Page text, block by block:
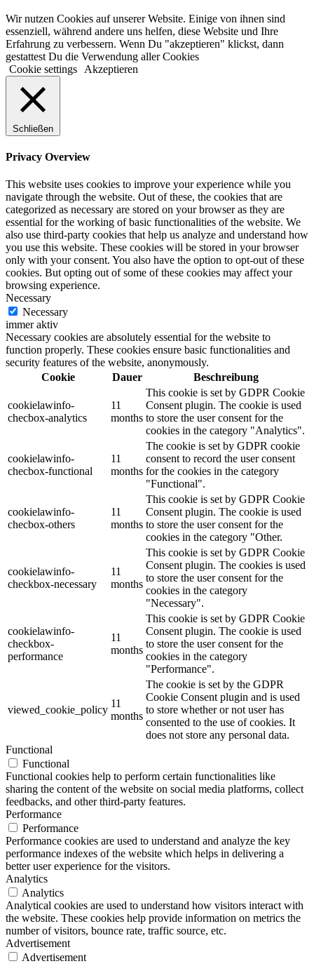
Wir nutzen Cookies auf unserer Website. Einige von ihnen sind
essenziell, während andere uns helfen, diese Website und Ihre
Erfahrung zu verbessern. Wenn Du "akzeptieren" klickst, dann
gestattest Du die Verwendung aller Cookies
Cookie settings
Akzeptieren
Schließen
Privacy Overview
This website uses cookies to improve your experience while you
navigate through the website. Out of these, the cookies that are
categorized as necessary are stored on your browser as they are
essential for the working of basic functionalities of the website. We
also use third-party cookies that help us analyze and understand how
you use this website. These cookies will be stored in your browser
only with your consent. You also have the option to opt-out of these
cookies. But opting out of some of these cookies may affect your
browsing experience.
Necessary
Necessary
immer aktiv
Necessary cookies are absolutely essential for the website to
function properly. These cookies ensure basic functionalities and
security features of the website, anonymously.
Cookie
Dauer Beschreibung
cookielawinfo-
checbox-analytics
11
months
This cookie is set by GDPR Cookie
Consent plugin. The cookie is used
to store the user consent for the
cookies in the category "Analytics".
cookielawinfo-
checbox-functional
11
months
The cookie is set by GDPR cookie
consent to record the user consent
for the cookies in the category
"Functional".
cookielawinfo-
checbox-others
11
months
This cookie is set by GDPR Cookie
Consent plugin. The cookie is used
to store the user consent for the
cookies in the category "Other.
cookielawinfo-
checkbox-necessary
11
months
This cookie is set by GDPR Cookie
Consent plugin. The cookies is used
to store the user consent for the
cookies in the category
"Necessary".
cookielawinfo-
checkbox-
performance
11
months
This cookie is set by GDPR Cookie
Consent plugin. The cookie is used
to store the user consent for the
cookies in the category
"Performance".
viewed_cookie_policy
11
months
The cookie is set by the GDPR
Cookie Consent plugin and is used
to store whether or not user has
consented to the use of cookies. It
does not store any personal data.
Functional
Functional
Functional cookies help to perform certain functionalities like
sharing the content of the website on social media platforms, collect
feedbacks, and other third-party features.
Performance
Performance
Performance cookies are used to understand and analyze the key
performance indexes of the website which helps in delivering a
better user experience for the visitors.
Analytics
Analytics
Analytical cookies are used to understand how visitors interact with
the website. These cookies help provide information on metrics the
number of visitors, bounce rate, traffic source, etc.
Advertisement
Advertisement